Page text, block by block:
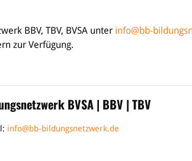
BBV, TBV, BVSA unter info@bb-
zur Verfügung.
BVSA | BBV | TBV
info@bb-bildungsnetzwerk.de